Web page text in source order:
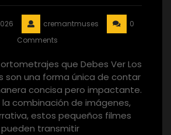
cremantmuses
0
Comments
que Debes Ver Los
son una forma única de contar
concisa pero impactante.
combinación de imágenes,
estos pequeños filmes
pueden transmitir